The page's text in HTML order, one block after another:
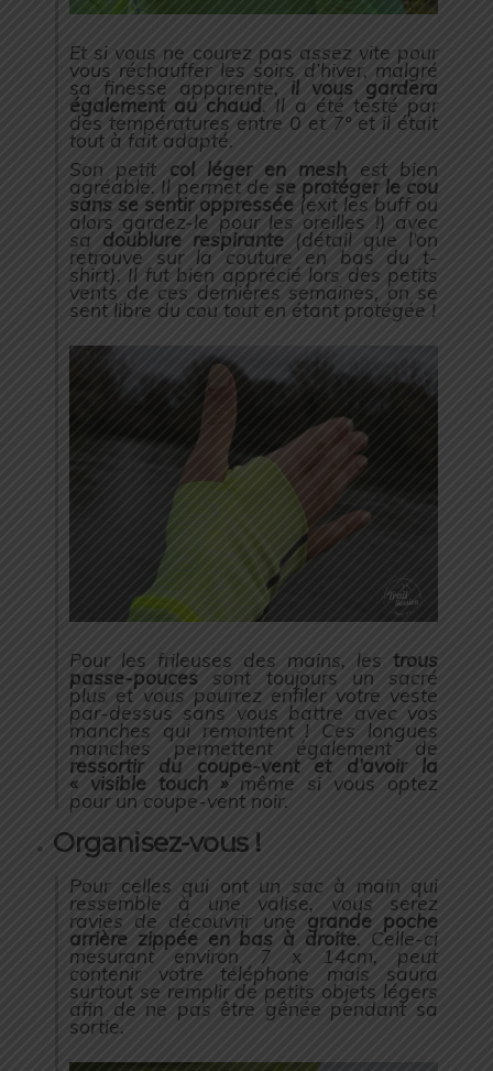
Et si vous ne courez pas assez vite pour
vous réchauffer les soirs d’hiver, malgré
sa finesse apparente, il vous gardera
également au chaud. Il a été testé par
des températures entre 0 et 7° et il était
tout à fait adapté.
Son petit col léger en mesh est bien
agréable. Il permet dese protéger le cou
sans se sentir oppressée (exit les buff ou
alors gardez-le pour les oreilles !) avec
sa doublure respirante (détail que l’on
retrouve sur la couture en bas du t-
shirt). Il fut bien apprécié lors des petits
vents de ces dernières semaines, on se
sent libre du cou tout en étant protégée !
Pour les frileuses des mains, les trous
passe-pouces sont toujours un sacré
plus et vous pourrez enfiler votre veste
par-dessus sans vous battre avec vos
manches qui remontent ! Ces longues
manches permettent également de
ressortir du coupe-vent et d’avoir la
« visible touch »même si vous optez
pour un coupe-vent noir.
Organisez-vous !
Pour celles qui ont un sac à main qui
ressemble à une valise, vous serez
ravies de découvrir une grande poche
arrière zippée en bas à droite. Celle-ci
mesurant environ 7 x 14cm, peut
contenir votre téléphone mais saura
surtout se remplir de petits objets légers
afin de ne pas être gênée pendant sa
sortie.